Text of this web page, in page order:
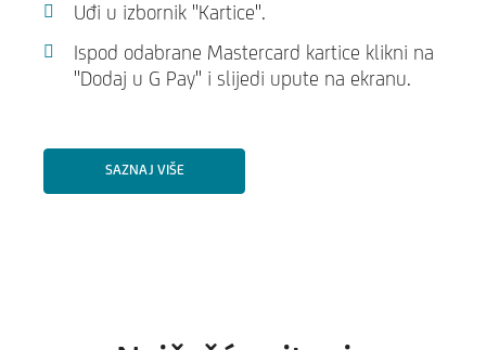
Uđi u izbornik "Kartice".
Ispod odabrane Mastercard kartice klikni na
"Dodaj u G Pay" i slijedi upute na ekranu.
SAZNAJ VIŠE